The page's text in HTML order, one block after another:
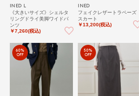
INED L
《大きいサイズ》シェルタ
リングドライ美脚ワイドパ
ンツ
￥7,260(税込)
INED
フェイクレザートラペーズ
スカート
￥13,200(税込)
60%
OFF
50%
OFF